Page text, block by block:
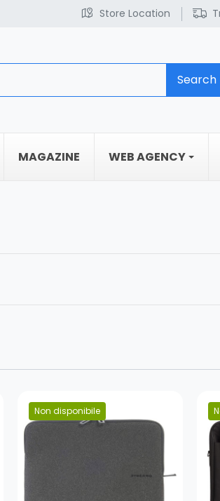
Store Location
Search
MAGAZINE WEB AGENCY
Non disponibile